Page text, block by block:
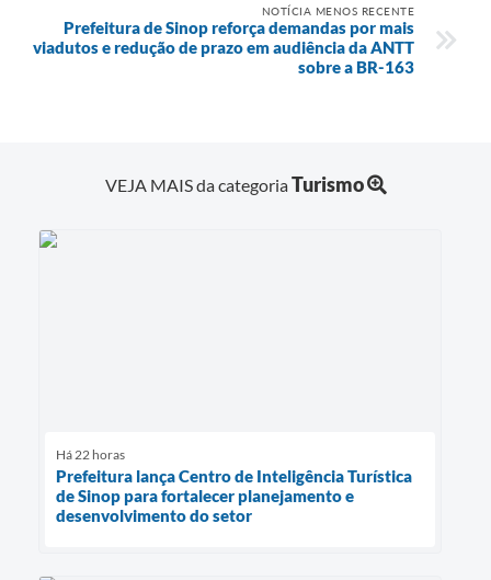
NOTÍCIA MENOS RECENTE
Prefeitura de Sinop reforça demandas por mais
viadutos e redução de prazo em audiência da ANTT
sobre a BR-163
VEJA MAIS da categoriaTurismo
Há 22 horas
Prefeitura lança Centro de Inteligência Turística
de Sinop para fortalecer planejamento e
desenvolvimento do setor